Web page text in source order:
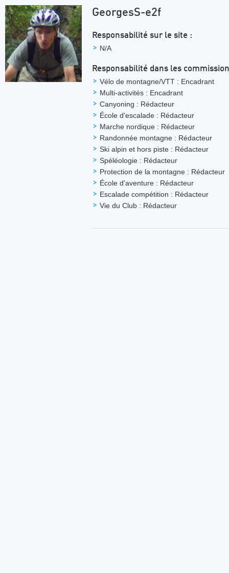
GeorgesS-e2f
Responsabilité sur le site :
N/A
Responsabilité dans les
Vélo de montagne/VTT : Encadrant
Multi-activités : Encadrant
Canyoning : Rédacteur
École d'escalade : Rédacteur
Marche nordique : Rédacteur
Randonnée montagne : Rédacteur
Ski alpin et hors piste : Rédacteur
Spéléologie : Rédacteur
Protection de la montagne : Rédacteur
École d'aventure : Rédacteur
Escalade compétition : Rédacteur
Vie du Club : Rédacteur